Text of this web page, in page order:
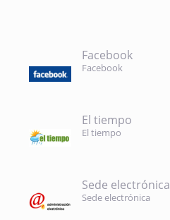
Facebook
Facebook
El tiempo
El tiempo
Sede electrónica
Sede electrónica